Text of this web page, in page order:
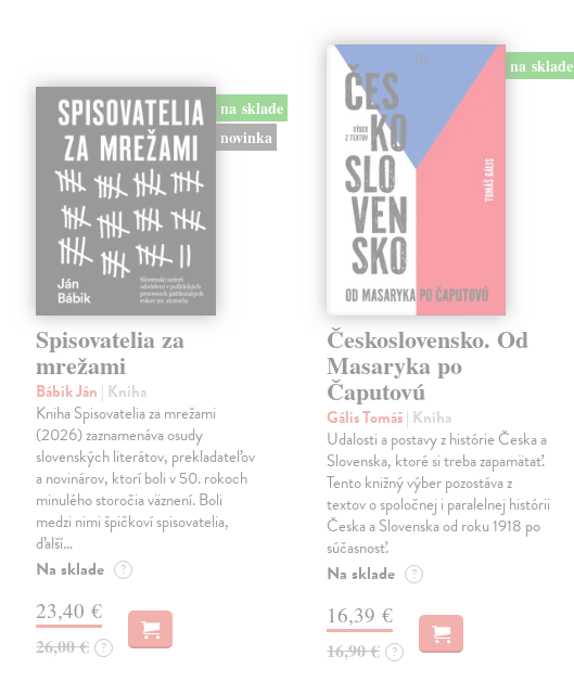
na sklade
novinka
Spisovatelia za
mrežami
Bábik Ján | Kniha
Kniha Spisovatelia za mrežami
(2026) zaznamenáva osudy
slovenských literátov, prekladateľov
a novinárov, ktorí boli v 50. rokoch
minulého storočia väznení. Boli
medzi nimi špičkoví spisovatelia,
ďalší…
Na sklade ?
23,40 €
26,00 € ?
na sklade
Československo. Od
Masaryka po
Čaputovú
Gális Tomáš| Kniha
Udalosti a postavy z histórie Česka a
Slovenska, ktoré si treba zapamätať.
Tento knižný výber pozostáva z
textov o spoločnej i paralelnej histórii
Česka a Slovenska od roku 1918 po
súčasnosť.
Na sklade ?
16,39 €
16,90 € ?